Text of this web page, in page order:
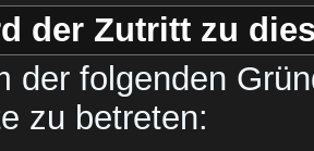
der Zutritt zu
der folgenden
zu betreten: